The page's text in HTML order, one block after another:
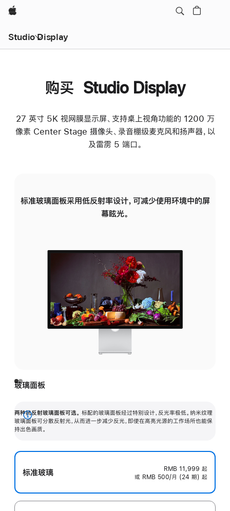
Apple
Studio Display
购买 Studio Display
27 英寸 5K 视网膜显示屏、支持桌上视角功能的 1200 万
像素 Center Stage 摄像头、录音棚级麦克风和扬声器，以
及雷雳 5 端口。
标准玻璃面板采用低反射率设计，可减少使用环境中的屏
幕眩光。
玻璃面板
两种抗反射玻璃面板可选。 标配的玻璃面板经过特别设计，反光率极低。纳米纹理
玻璃面板可分散反射光，从而进一步减少反光，即使在高亮光源的工作场所也能保
持出色画质。
展
开
标准玻璃 RMB 11,999 起
或 RMB 500/月 (24 期) 起